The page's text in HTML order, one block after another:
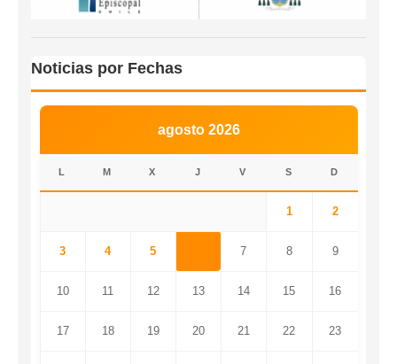
Noticias por Fechas
agosto 2026
L M X J V S D
1 2
3 4 5 7 8 9
10 11 12 13 14 15 16
17 18 19 20 21 22 23